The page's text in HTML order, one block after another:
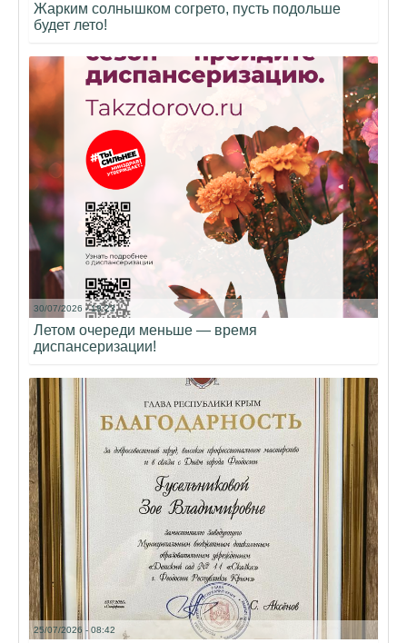
Жарким солнышком согрето, пусть подольше
будет лето!
30/07/2026 - 18:23
Летом очереди меньше — время
диспансеризации!
25/07/2026 - 08:42